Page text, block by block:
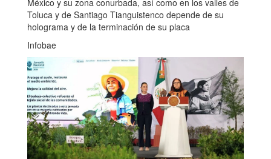
México y su zona conurbada, así como en los valles de
Toluca y de Santiago Tianguistenco depende de su
holograma y de la terminación de su placa
Infobae